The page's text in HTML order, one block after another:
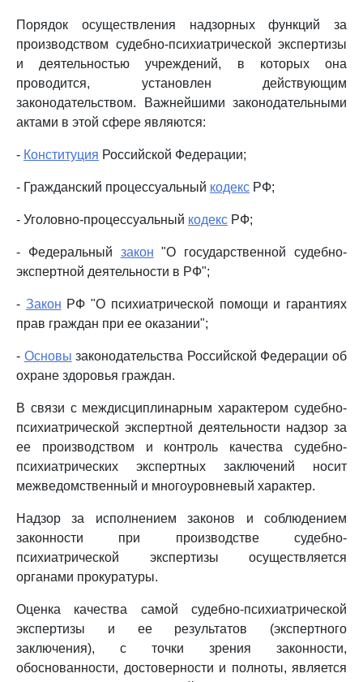
Порядок осуществления надзорных функций за
производством судебно-психиатрической экспертизы
и деятельностью учреждений, в которых она
проводится, установлен действующим
законодательством. Важнейшими законодательными
актами в этой сфере являются:
- Конституция Российской Федерации;
- Гражданский процессуальный кодекс РФ;
- Уголовно-процессуальный кодекс РФ;
- Федеральный закон "О государственной судебно-
экспертной деятельности в РФ";
- Закон РФ "О психиатрической помощи и гарантиях
прав граждан при ее оказании";
- Основы законодательства Российской Федерации об
охране здоровья граждан.
В связи с междисциплинарным характером судебно-
психиатрической экспертной деятельности надзор за
ее производством и контроль качества судебно-
психиатрических экспертных заключений носит
межведомственный и многоуровневый характер.
Надзор за исполнением законов и соблюдением
законности при производстве судебно-
психиатрической экспертизы осуществляется
органами прокуратуры.
Оценка качества самой судебно-психиатрической
экспертизы и ее результатов (экспертного
заключения), с точки зрения законности,
обоснованности, достоверности и полноты, является